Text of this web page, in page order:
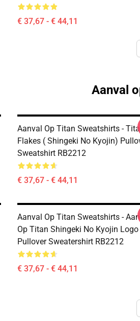
€ 37,67 - € 44,11
Aanval
Aanval Op Titan Sweatshirts -
Flakes ( Shingeki No Kyojin)
Sweatshirt RB2212
€ 37,67 - € 44,11
Aanval Op Titan Sweatshirts -
Op Titan Shingeki No Kyojin Logo
Pullover Sweatershirt RB2212
€ 37,67 - € 44,11